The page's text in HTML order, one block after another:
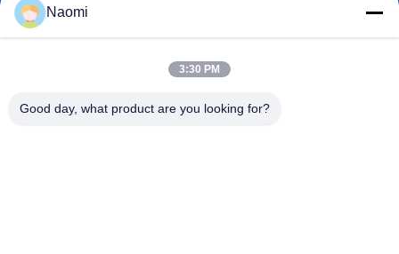
0086-21-66035560
Naomi
3:30 PM
Good day, what product are you looking for?